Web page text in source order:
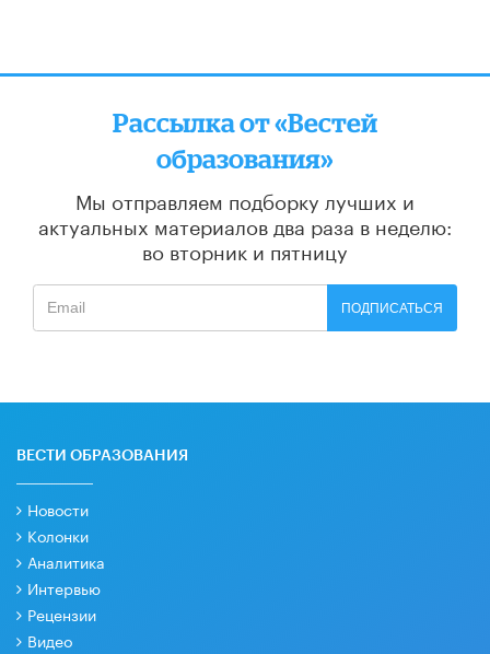
Рассылка от «Вестей
образования»
Мы отправляем подборку лучших и
актуальных материалов два раза в неделю:
во вторник и пятницу
ПОДПИСАТЬСЯ
ВЕСТИ ОБРАЗОВАНИЯ
Новости
Колонки
Аналитика
Интервью
Рецензии
Видео